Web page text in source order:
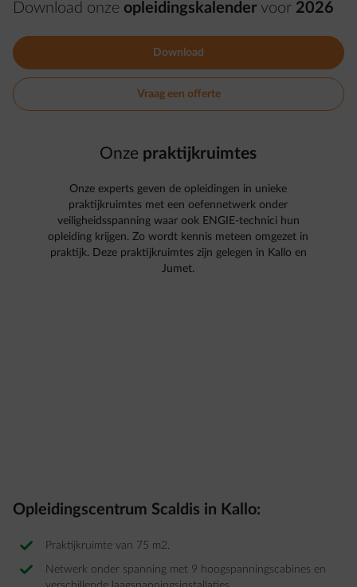
Download onze opleidingskalender voor 2026
Download
Vraag een offerte
Onze praktijkruimtes
Onze experts geven de opleidingen in unieke
praktijkruimtes met een oefennetwerk onder
veiligheidsspanning waar ook ENGIE-technici hun
opleiding krijgen. Zo wordt kennis meteen omgezet in
praktijk. Deze praktijkruimtes zijn gelegen in Kallo en
Jumet.
Opleidingscentrum Scaldis in Kallo:
Praktijkruimte van 75 m2.
Netwerk onder spanning met 9 hoogspanningscabines en